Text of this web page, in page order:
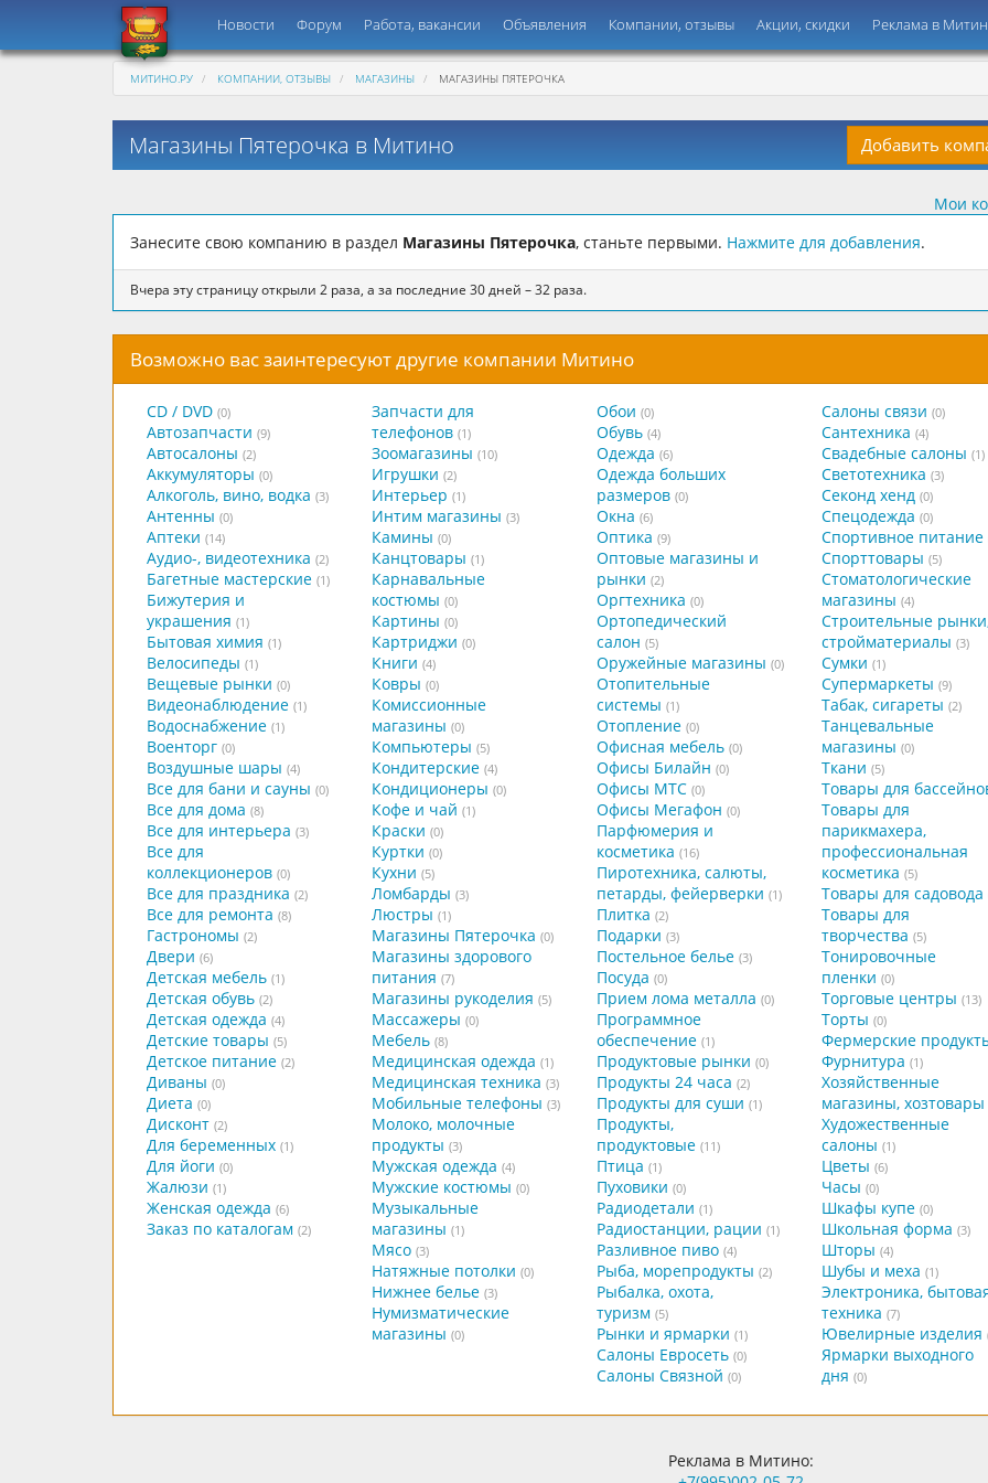
Новости Форум Работа, вакансии Объявления Компании, отзывы Акции, скидки Реклама в
МИТИНО.РУ КОМПАНИИ, ОТЗЫВЫ МАГАЗИНЫ МАГАЗИНЫ ПЯТЕРОЧКА
Магазины Пятерочка в Митино Добавить
Мои
Занесите свою компанию в раздел Магазины Пятерочка, станьте первыми. Нажмите для добавления.
Вчера эту страницу открыли 2 раза, а за последние 30 дней – 32 раза.
Возможно вас заинтересуют другие компании Митино
CD / DVD (0)
Автозапчасти (9)
Автосалоны (2)
Аккумуляторы (0)
Алкоголь, вино, водка (3)
Антенны (0)
Аптеки (14)
Аудио-, видеотехника (2)
Багетные мастерские (1)
Бижутерия и
украшения (1)
Бытовая химия (1)
Велосипеды (1)
Вещевые рынки (0)
Видеонаблюдение (1)
Водоснабжение (1)
Военторг (0)
Воздушные шары (4)
Все для бани и сауны (0)
Все для дома (8)
Все для интерьера (3)
Все для
коллекционеров (0)
Все для праздника (2)
Все для ремонта (8)
Гастрономы (2)
Двери (6)
Детская мебель (1)
Детская обувь (2)
Детская одежда (4)
Детские товары (5)
Детское питание (2)
Диваны (0)
Диета (0)
Дисконт (2)
Для беременных (1)
Для йоги (0)
Жалюзи (1)
Женская одежда (6)
Заказ по каталогам (2)
Запчасти для
телефонов (1)
Зоомагазины (10)
Игрушки (2)
Интерьер (1)
Интим магазины (3)
Камины (0)
Канцтовары (1)
Карнавальные
костюмы (0)
Картины (0)
Картриджи (0)
Книги (4)
Ковры (0)
Комиссионные
магазины (0)
Компьютеры (5)
Кондитерские (4)
Кондиционеры (0)
Кофе и чай (1)
Краски (0)
Куртки (0)
Кухни (5)
Ломбарды (3)
Люстры (1)
Магазины Пятерочка (0)
Магазины здорового
питания (7)
Магазины рукоделия (5)
Массажеры (0)
Мебель (8)
Медицинская одежда (1)
Медицинская техника (3)
Мобильные телефоны (3)
Молоко, молочные
продукты (3)
Мужская одежда (4)
Мужские костюмы (0)
Музыкальные
магазины (1)
Мясо (3)
Натяжные потолки (0)
Нижнее белье (3)
Нумизматические
магазины (0)
Обои (0)
Обувь (4)
Одежда (6)
Одежда больших
размеров (0)
Окна (6)
Оптика (9)
Оптовые магазины и
рынки (2)
Оргтехника (0)
Ортопедический
салон (5)
Оружейные магазины (0)
Отопительные
системы (1)
Отопление (0)
Офисная мебель (0)
Офисы Билайн (0)
Офисы МТС (0)
Офисы Мегафон (0)
Парфюмерия и
косметика (16)
Пиротехника, салюты,
петарды, фейерверки (1)
Плитка (2)
Подарки (3)
Постельное белье (3)
Посуда (0)
Прием лома металла (0)
Программное
обеспечение (1)
Продуктовые рынки (0)
Продукты 24 часа (2)
Продукты для суши (1)
Продукты,
продуктовые (11)
Птица (1)
Пуховики (0)
Радиодетали (1)
Радиостанции, рации (1)
Разливное пиво (4)
Рыба, морепродукты (2)
Рыбалка, охота,
туризм (5)
Рынки и ярмарки (1)
Салоны Евросеть (0)
Салоны Связной (0)
Салоны связи (0)
Сантехника (4)
Свадебные салоны (1)
Светотехника (3)
Секонд хенд (0)
Спецодежда (0)
Спортивное питание
Спорттовары (5)
Стоматологические
магазины (4)
Строительные
стройматериалы (3)
Сумки (1)
Супермаркеты (9)
Табак, сигареты (2)
Танцевальные
магазины (0)
Ткани (5)
Товары для
Товары для
парикмахера,
профессиональная
косметика (5)
Товары для садовода
Товары для
творчества (5)
Тонировочные
пленки (0)
Торговые центры (13)
Торты (0)
Фермерские
Фурнитура (1)
Хозяйственные
магазины, хозтовары
Художественные
салоны (1)
Цветы (6)
Часы (0)
Шкафы купе (0)
Школьная форма (3)
Шторы (4)
Шубы и меха (1)
Электроника,
техника (7)
Ювелирные изделия
Ярмарки выходного
дня (0)
Реклама в Митино: